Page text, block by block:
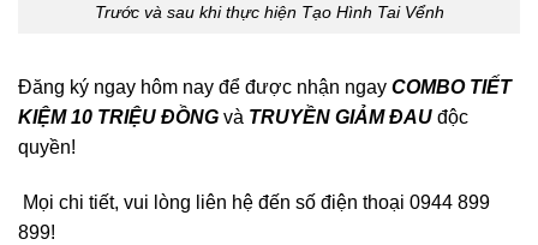
Trước và sau khi thực hiện Tạo Hình Tai Vểnh
Đăng ký ngay hôm nay để được nhận ngay COMBO TIẾT
KIỆM 10 TRIỆU ĐỒNG và TRUYỀN GIẢM ĐAU độc
quyền!
Mọi chi tiết, vui lòng liên hệ đến số điện thoại 0944 899
899!